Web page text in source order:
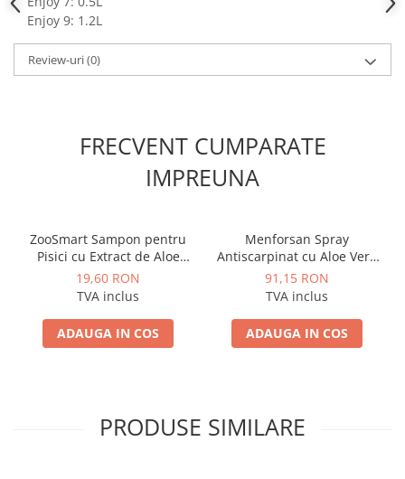
Enjoy 9: 1.2L
Review-uri(0)
FRECVENT CUMPARATE
IMPREUNA
ZooSmart Sampon pentru
Pisici cu Extract de Aloe
Vera
19,60 RON
TVA inclus
ADAUGA IN COS
Menforsan Spray
Antiscarpinat cu Aloe Vera
pentru Caini si Pisici 250 ML
91,15 RON
TVA inclus
ADAUGA IN COS
PRODUSE SIMILARE